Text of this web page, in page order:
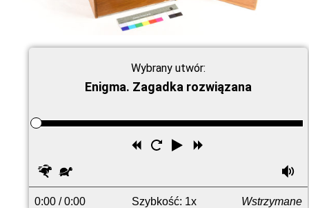
Wybrany utwór:
Enigma. Zagadka rozwiązana
Odtwórz
Uruchom
Przewiń
przodu
Szybciej
0:00 / 0:00 Szybkość: 1x Wstrzymane